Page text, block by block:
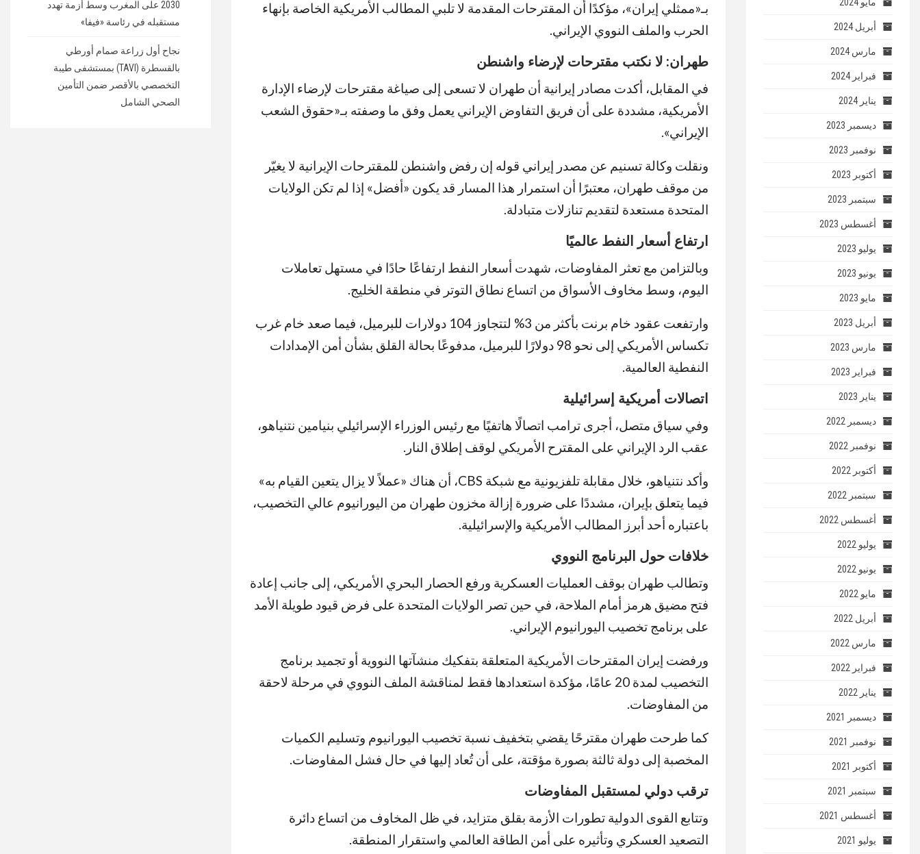
بـ«ممثلي إيران»، مؤكدًا أن المقترحات المقدمة لا تلبي المطالب الأمريكية الخاصة بإنهاء
الحرب والملف النووي الإيراني.
طهران: لا نكتب مقترحات لإرضاء واشنطن
في المقابل، أكدت مصادر إيرانية أن طهران لا تسعى إلى صياغة مقترحات لإرضاء الإدارة
الأمريكية، مشددة على أن فريق التفاوض الإيراني يعمل وفق ما وصفته بـ«حقوق الشعب
الإيراني».
ونقلت وكالة تسنيم عن مصدر إيراني قوله إن رفض واشنطن للمقترحات الإيرانية لا يغيّر
من موقف طهران، معتبرًا أن استمرار هذا المسار قد يكون «أفضل» إذا لم تكن الولايات
المتحدة مستعدة لتقديم تنازلات متبادلة.
ارتفاع أسعار النفط عالميًا
وبالتزامن مع تعثر المفاوضات، شهدت أسعار النفط ارتفاعًا حادًا في مستهل تعاملات
اليوم، وسط مخاوف الأسواق من اتساع نطاق التوتر في منطقة الخليج.
وارتفعت عقود خام برنت بأكثر من 3% لتتجاوز 104 دولارات للبرميل، فيما صعد خام غرب
تكساس الأمريكي إلى نحو 98 دولارًا للبرميل، مدفوعًا بحالة القلق بشأن أمن الإمدادات
النفطية العالمية.
اتصالات أمريكية إسرائيلية
وفي سياق متصل، أجرى ترامب اتصالًا هاتفيًا مع رئيس الوزراء الإسرائيلي بنيامين نتنياهو،
عقب الرد الإيراني على المقترح الأمريكي لوقف إطلاق النار.
وأكد نتنياهو، خلال مقابلة تلفزيونية مع شبكة CBS، أن هناك «عملاً لا يزال يتعين القيام به»
فيما يتعلق بإيران، مشددًا على ضرورة إزالة مخزون طهران من اليورانيوم عالي التخصيب،
باعتباره أحد أبرز المطالب الأمريكية والإسرائيلية.
خلافات حول البرنامج النووي
وتطالب طهران بوقف العمليات العسكرية ورفع الحصار البحري الأمريكي، إلى جانب إعادة
فتح مضيق هرمز أمام الملاحة، في حين تصر الولايات المتحدة على فرض قيود طويلة الأمد
على برنامج تخصيب اليورانيوم الإيراني.
ورفضت إيران المقترحات الأمريكية المتعلقة بتفكيك منشآتها النووية أو تجميد برنامج
التخصيب لمدة 20 عامًا، مؤكدة استعدادها فقط لمناقشة الملف النووي في مرحلة لاحقة
من المفاوضات.
كما طرحت طهران مقترحًا يقضي بتخفيف نسبة تخصيب اليورانيوم وتسليم الكميات
المخصبة إلى دولة ثالثة بصورة مؤقتة، على أن تُعاد إليها في حال فشل المفاوضات.
ترقب دولي لمستقبل المفاوضات
وتتابع القوى الدولية تطورات الأزمة بقلق متزايد، في ظل المخاوف من اتساع دائرة
التصعيد العسكري وتأثيره على أمن الطاقة العالمي واستقرار المنطقة.
2030 على المغرب وسط أزمة تهدد
مستقبله في رئاسة «فيفا»
نجاح أول زراعة صمام أورطي
بالقسطرة (TAVI) بمستشفى طيبة
التخصصي بالأقصر ضمن التأمين
الصحي الشامل
أبريل 2024
مارس 2024
فبراير 2024
يناير 2024
ديسمبر 2023
نوفمبر 2023
أكتوبر 2023
سبتمبر 2023
أغسطس 2023
يوليو 2023
يونيو 2023
مايو 2023
أبريل 2023
مارس 2023
فبراير 2023
يناير 2023
ديسمبر 2022
نوفمبر 2022
أكتوبر 2022
سبتمبر 2022
أغسطس 2022
يوليو 2022
يونيو 2022
مايو 2022
أبريل 2022
مارس 2022
فبراير 2022
يناير 2022
ديسمبر 2021
نوفمبر 2021
أكتوبر 2021
سبتمبر 2021
أغسطس 2021
يوليو 2021